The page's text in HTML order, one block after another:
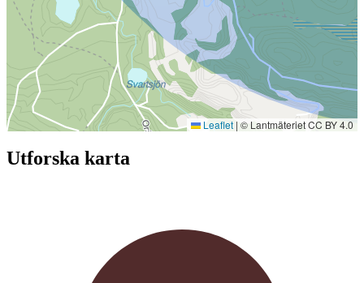
Leaflet | © Lantmäteriet CC BY 4.0
Utforska karta